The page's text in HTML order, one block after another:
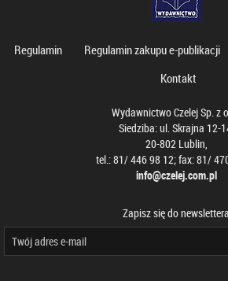
Regulamin Regulamin zakupu e-publikacji
Kontakt
Wydawnictwo Czelej Sp. z
Siedziba: ul. Skrajna 12-
20-802 Lublin,
tel.: 81/ 446 98 12; fax: 81/
info@czelej.com.pl
Zapisz się do newslettera